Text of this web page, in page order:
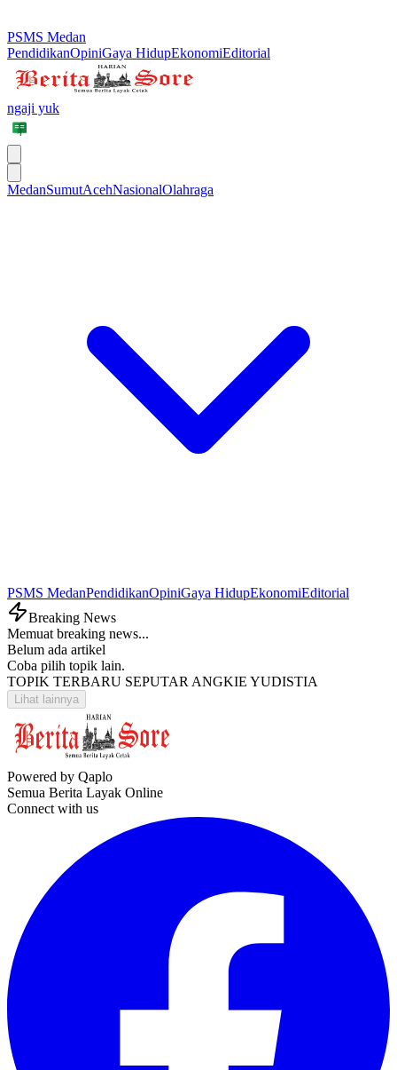
PSMS Medan
PendidikanOpiniGaya HidupEkonomiEditorial
ngaji yuk
MedanSumutAcehNasionalOlahraga
PSMS MedanPendidikanOpiniGaya HidupEkonomiEditorial
Breaking News
Memuat breaking news...
Belum ada artikel
Coba pilih topik lain.
TOPIK TERBARU SEPUTAR ANGKIE YUDISTIA
Lihat lainnya
Powered by Qaplo
Semua Berita Layak Online
Connect with us